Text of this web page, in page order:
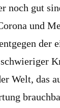
noch gut
und
der
Welt, das